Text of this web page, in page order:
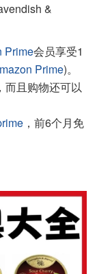
&
Prime会员享受1
Prime)。
而且购物还可以
，前6个月免